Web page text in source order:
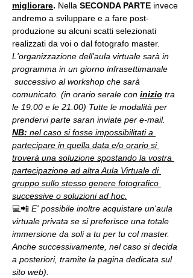
migliorare. Nella SECONDA PARTE invece
andremo a sviluppare e a fare post-
produzione su alcuni scatti selezionati
realizzati da voi o dal fotografo master.
L'organizzazione dell'aula virtuale sarà in
programma in un giorno infrasettimanale
successivo al workshop che sarà
comunicato. (in orario serale con inizio tra
le 19.00 e le 21.00) Tutte le modalità per
prendervi parte saran inviate per e-mail.
NB: nel caso si fosse impossibilitati a
partecipare in quella data e/o orario si
troverà una soluzione spostando la vostra
partecipazione ad altra Aula Virtuale di
gruppo sullo stesso genere fotografico
successive o soluzioni ad hoc.
💻📲 E' possibile inoltre acquistare un'aula
virtuale privata se si preferisce una totale
immersione da soli a tu per tu col master.
Anche successivamente, nel caso si decida
a posteriori, tramite la pagina dedicata sul
sito web).